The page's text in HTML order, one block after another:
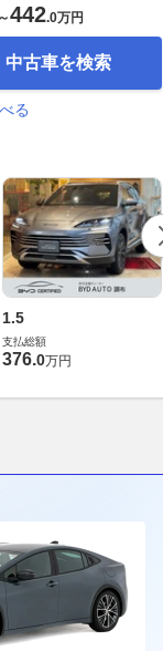
～442.0万円
中古車を検索
る
1.5
支払総額
376.0万円